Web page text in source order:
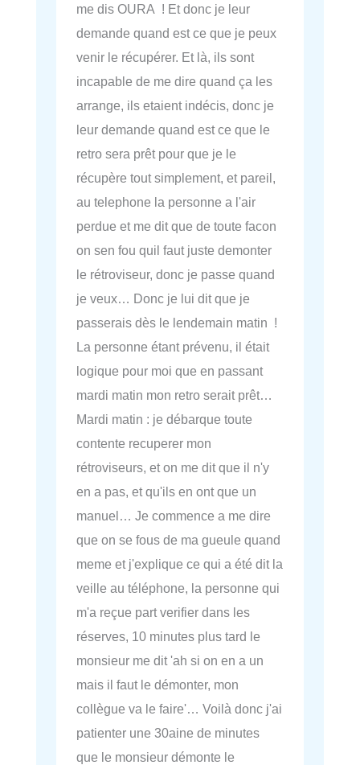
me dis OURA ! Et donc je leur
demande quand est ce que je peux
venir le récupérer. Et là, ils sont
incapable de me dire quand ça les
arrange, ils etaient indécis, donc je
leur demande quand est ce que le
retro sera prêt pour que je le
récupère tout simplement, et pareil,
au telephone la personne a l'air
perdue et me dit que de toute facon
on sen fou quil faut juste demonter
le rétroviseur, donc je passe quand
je veux… Donc je lui dit que je
passerais dès le lendemain matin !
La personne étant prévenu, il était
logique pour moi que en passant
mardi matin mon retro serait prêt…
Mardi matin : je débarque toute
contente recuperer mon
rétroviseurs, et on me dit que il n'y
en a pas, et qu'ils en ont que un
manuel… Je commence a me dire
que on se fous de ma gueule quand
meme et j'explique ce qui a été dit la
veille au téléphone, la personne qui
m'a reçue part verifier dans les
réserves, 10 minutes plus tard le
monsieur me dit 'ah si on en a un
mais il faut le démonter, mon
collègue va le faire'… Voilà donc j'ai
patienter une 30aine de minutes
que le monsieur démonte le